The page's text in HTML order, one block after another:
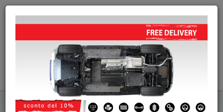
info@piastraparamotore.com